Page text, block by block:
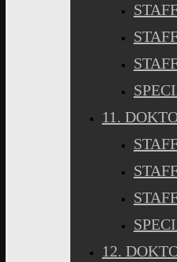
11.
12.